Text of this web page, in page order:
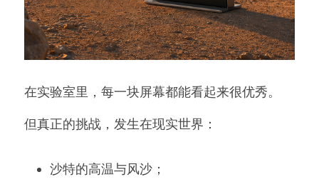
在实验室里，每一块屏幕都能看起来很优秀。
但真正的挑战，发生在现实世界：
沙特的高温与风沙；